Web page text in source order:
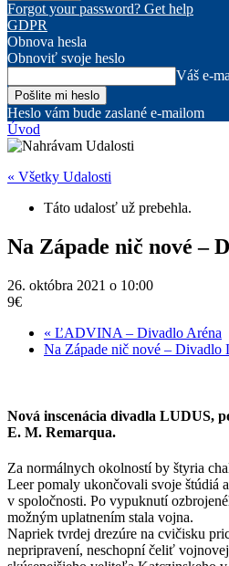
Forgot your password? Get help
GDPR
Obnova hesla
Obnoviť svoje heslo
Váš e-
Heslo vám bude zaslané e-mailom
Úvod
« Všetky Udalosti
Táto udalosť už prebehla.
Na Západe nič nové –
26. októbra 2021 o 10:00
9€
« ĽADVINA – Divadlo Aréna
Na Západe nič nové – Divadlo
Nová inscenácia divadla LUDUS,
E. M. Remarqua.
Za normálnych okolností by štyria
Leer pomaly ukončovali svoje štúdiá
v spoločnosti. Po vypuknutí
možným uplatnením stala vojna.
Napriek tvrdej drezúre na cvičisku
nepripravení, neschopní čeliť